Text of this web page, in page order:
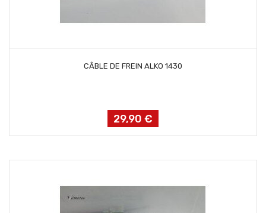
CÂBLE DE FREIN ALKO 1430
Prix
29,90 €